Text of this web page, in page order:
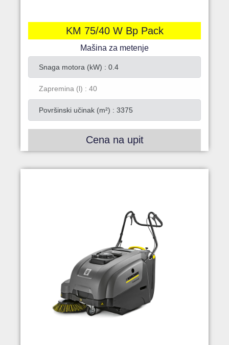
KM 75/40 W Bp Pack
Mašina za metenje
Snaga motora (kW) : 0.4
Zapremina (l) : 40
Površinski učinak (m²) : 3375
Cena na upit